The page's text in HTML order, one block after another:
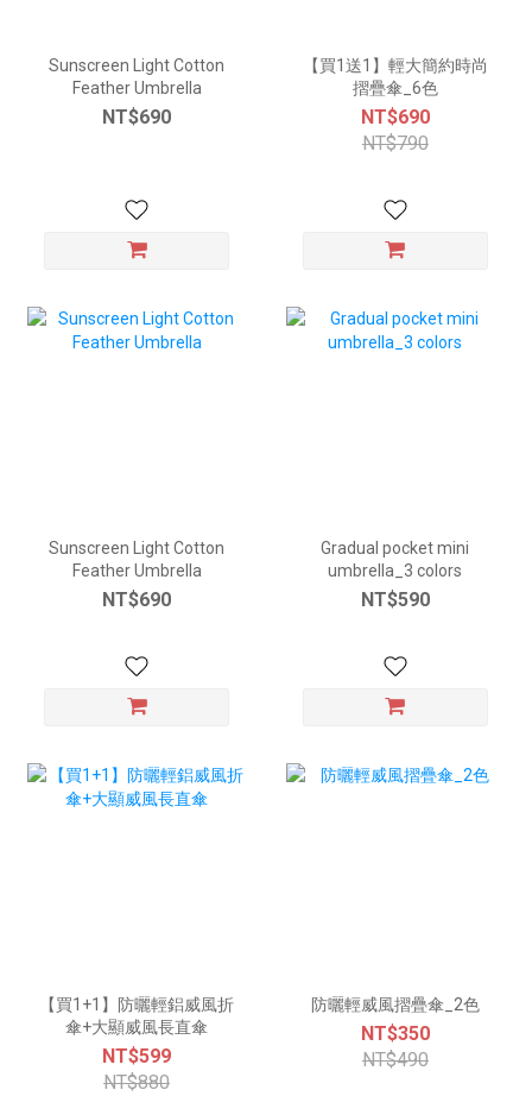
Sunscreen Light Cotton
Feather Umbrella
NT$690
【買1送1】輕大簡約時尚
摺疊傘_6色
NT$690
NT$790
Sunscreen Light Cotton
Feather Umbrella
NT$690
Gradual pocket mini
umbrella_3 colors
NT$590
【買1+1】防曬輕鋁威風折
傘+大顯威風長直傘
NT$599
NT$880
防曬輕威風摺疊傘_2色
NT$350
NT$490